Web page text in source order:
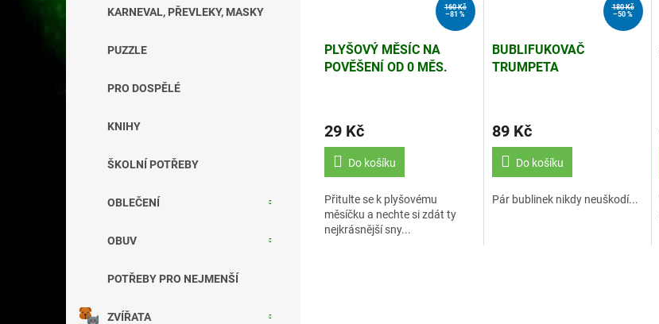
KARNEVAL, PŘEVLEKY, MASKY
PUZZLE
PRO DOSPĚLÉ
KNIHY
ŠKOLNÍ POTŘEBY
OBLEČENÍ
OBUV
POTŘEBY PRO NEJMENŠÍ
ZVÍŘATA
160 Kč
–81 %
PLYŠOVÝ MĚSÍC NA
POVĚŠENÍ OD 0 MĚS.
29 Kč
Do košíku
Přitulte se k plyšovému
měsíčku a nechte si zdát ty
nejkrásnější sny...
180 Kč
–50 %
BUBLIFUKOVAČ
TRUMPETA
89 Kč
Do košíku
Pár bublinek nikdy neuškodí...